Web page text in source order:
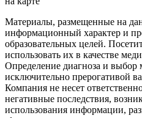
Материалы, размещенные на
информационный характер и
образовательных целей.
использовать их в качестве
Определение диагноза и выбор
исключительно прерогативой
Компания не несет
негативные последствия,
использования информации,